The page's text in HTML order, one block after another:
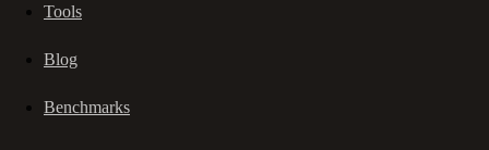
Tools
Blog
Benchmarks